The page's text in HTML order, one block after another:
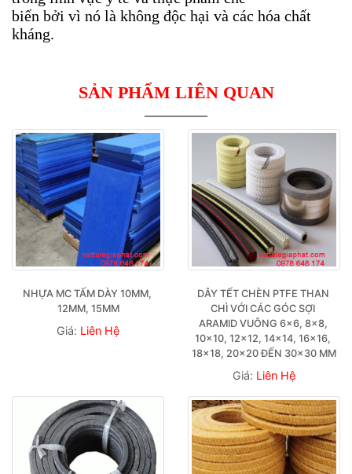
biến bởi vì nó là không độc hại và các hóa chất
kháng.
SẢN PHẨM LIÊN QUAN
NHỰA MC TẤM DÀY 10MM,
12MM, 15MM
Giá: Liên Hệ
DÂY TẾT CHÈN PTFE THAN
CHÌ VỚI CÁC GÓC SỢI
ARAMID VUÔNG 6×6, 8×8,
10×10, 12×12, 14×14, 16×16,
18×18, 20×20 ĐẾN 30×30 MM
Giá: Liên Hệ